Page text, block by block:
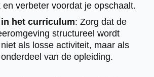
en verbeter voordat je opschaalt.
het curriculum: Zorg dat de
structureel wordt
als losse activiteit, maar als
van de opleiding.